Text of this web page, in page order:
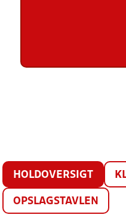
HOLDOVERSIGT
OPSLAGSTAVLEN